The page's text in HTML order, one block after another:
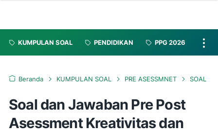
KUMPULAN SOAL PENDIDIKAN PPG 2026
Beranda KUMPULAN SOAL PRE ASESSMNET SOAL
Soal dan Jawaban Pre Post
Asessment Kreativitas dan